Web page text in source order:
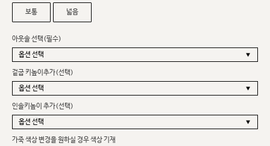
보통 넓음
아웃솔 선택(필수)
겉굽 키높이추가(선택)
인솔키높이 추가(선택)
가죽 색상 변경을 원하실 경우 색상 기재